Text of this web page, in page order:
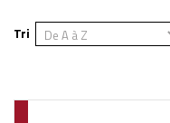
Tri